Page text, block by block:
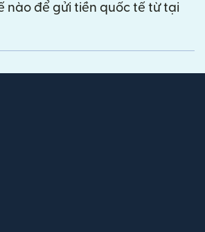
nào để gửi tiền quốc tế từ tại